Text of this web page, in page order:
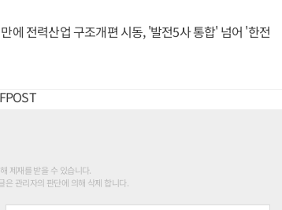
에 전력산업 구조개편 시동, '발전5사 통합' 넘어 '한전
제재를 받을 수 있습니다.
은 관리자의 판단에 의해 삭제 합니다.